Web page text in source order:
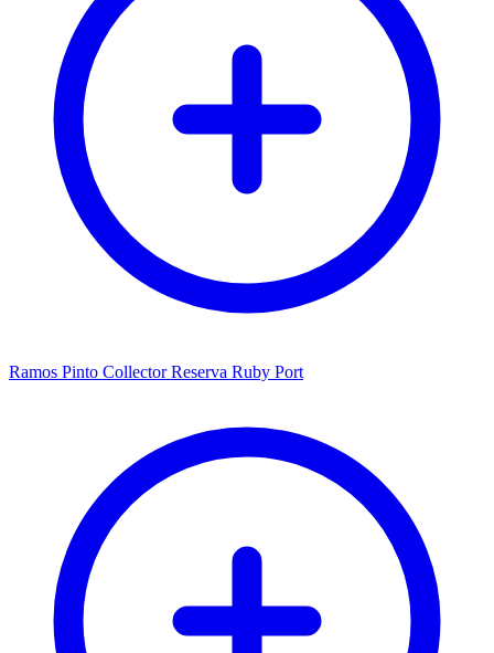
Ramos Pinto Collector Reserva Ruby Port